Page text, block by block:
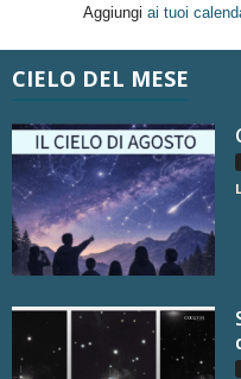
Aggiungi ai tuoi
CIELO DEL MESE